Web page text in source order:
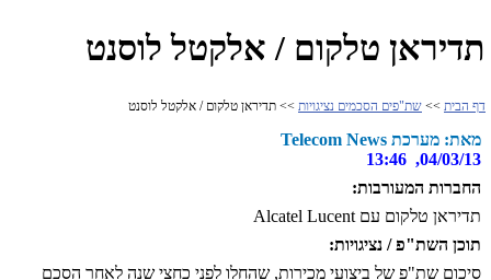
תדיראן טלקום / אלקטל לוסנט
דף הבית >> שת"פים הסכמים נציגויות >> תדיראן טלקום / אלקטל לוסנט
מאת: מערכת Telecom News
04/03/13, 13:46
החברות המעורבות:
תדיראן טלקום עם Alcatel Lucent
תוכן השת"פ / נציגויות:
סיכום שת"פ של ביצועי מכירות, שהחלו לפני כחצי שנה לאחר הסכם